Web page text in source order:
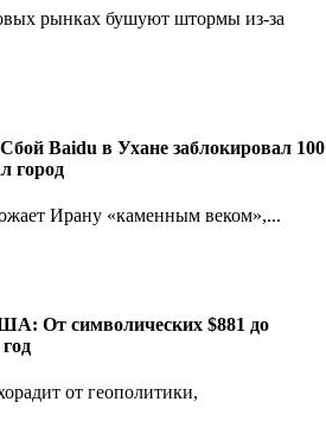
рынках бушуют штормы из-за
Baidu в Ухане заблокировал 100
город
Ирану «каменным веком»,...
От символических $881 до
от геополитики,